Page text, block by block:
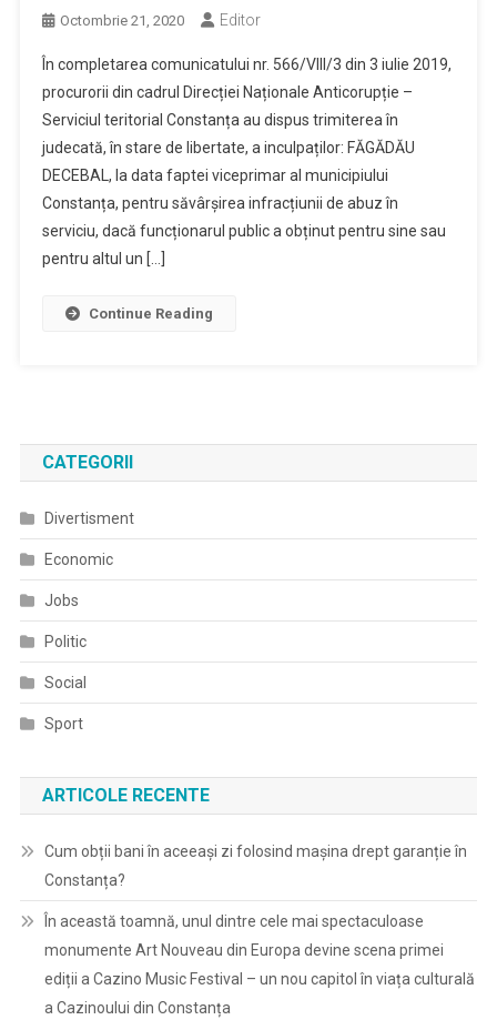
Octombrie 21, 2020 Editor
În completarea comunicatului nr. 566/VIII/3 din 3 iulie 2019,
procurorii din cadrul Direcției Naționale Anticorupție –
Serviciul teritorial Constanța au dispus trimiterea în
judecată, în stare de libertate, a inculpaților: FĂGĂDĂU
DECEBAL, la data faptei viceprimar al municipiului
Constanța, pentru săvârșirea infracțiunii de abuz în
serviciu, dacă funcționarul public a obținut pentru sine sau
pentru altul un […]
Continue Reading
CATEGORII
Divertisment
Economic
Jobs
Politic
Social
Sport
ARTICOLE RECENTE
Cum obții bani în aceeași zi folosind mașina drept garanție în
Constanța?
În această toamnă, unul dintre cele mai spectaculoase
monumente Art Nouveau din Europa devine scena primei
ediții a Cazino Music Festival – un nou capitol în viața culturală
a Cazinoului din Constanța